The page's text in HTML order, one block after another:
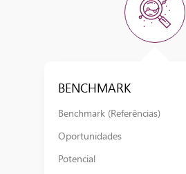
BENCHMARK
Benchmark (Referências)​
Oportunidades
Potencial